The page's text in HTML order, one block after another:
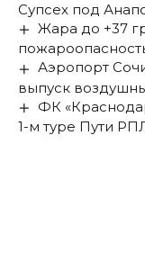
Супсех под
Жара до +37
Аэропорт
выпуск
ФК
1-м туре Пути